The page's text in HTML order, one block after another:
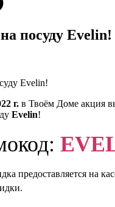
посуду Evelin!
г. в Твоём Доме акция
Evelin!
предоставляется на